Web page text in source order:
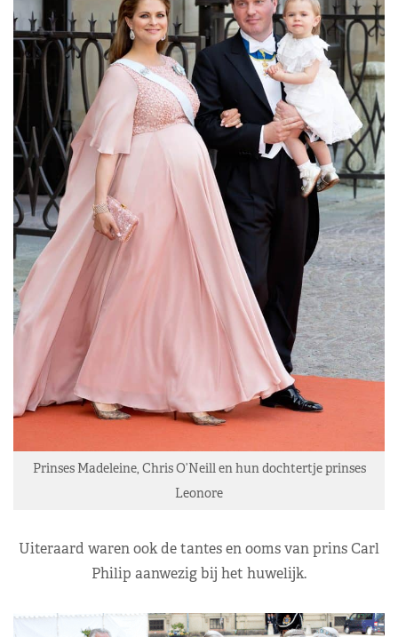
Prinses Madeleine, Chris O’Neill en hun dochtertje prinses
Leonore
Uiteraard waren ook de tantes en ooms van prins Carl
Philip aanwezig bij het huwelijk.